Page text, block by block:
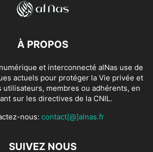
À PROPOS
et interconnecté alNas use de
actuels pour protéger la Vie privée et
utilisateurs, membres ou adhérents, en
sur les directives de la CNIL.
nous: contact[@]alnas.fr
SUIVEZ NOUS